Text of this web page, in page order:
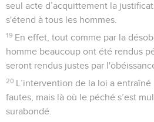
seul acte d’acquittement la
s'étend à tous les hommes.
19 En effet, tout comme par la
homme beaucoup ont été rendus
seront rendus justes par
20 L’intervention de la loi a
fautes, mais là où le péché s’est
surabondé.